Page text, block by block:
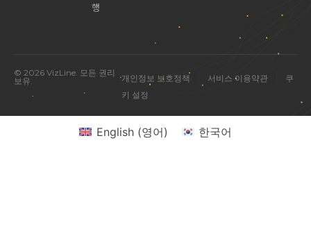
행
© 2026 VizLine. 모든 권리
보유.
개인정보 보호정책 서비스 이용약관
쿠
키 설정
English(영어) 한국어